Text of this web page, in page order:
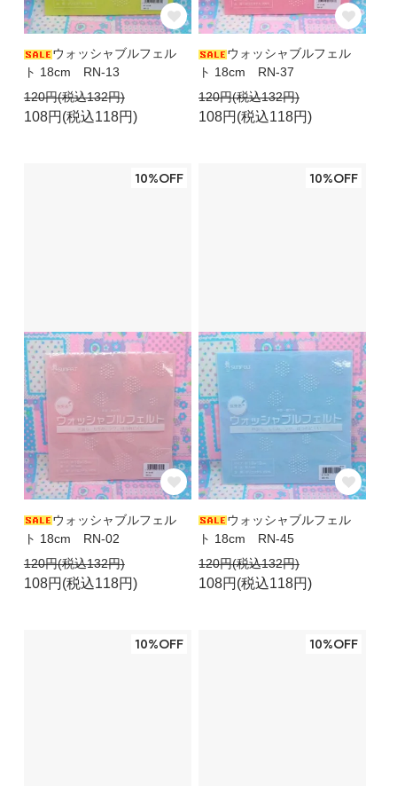
ウォッシャブルフェル
ト 18cm RN-13
120円(税込132円)
108円(税込118円)
ウォッシャブルフェル
ト 18cm RN-37
120円(税込132円)
108円(税込118円)
10%OFF
ウォッシャブルフェル
ト 18cm RN-02
120円(税込132円)
108円(税込118円)
10%OFF
ウォッシャブルフェル
ト 18cm RN-45
120円(税込132円)
108円(税込118円)
10%OFF 10%OFF